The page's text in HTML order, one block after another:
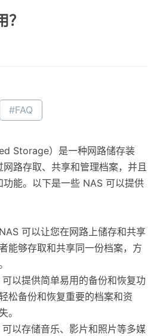
#FAQ
Storage）是一种网路储存装
路存取、共享和管理档案，并且
能。以下是一些 NAS 可以提供
可以让您在网路上储存和共享
能够存取和共享同一份档案，方
以提供简单易用的备份和恢复功
松备份和恢复重要的档案和资
。
以存储音乐、影片和照片等多媒